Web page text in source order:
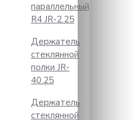
параллельный
R4 JR-2.25
Держатель
стеклянной
полки JR-
40.25
Держатель
стеклянной